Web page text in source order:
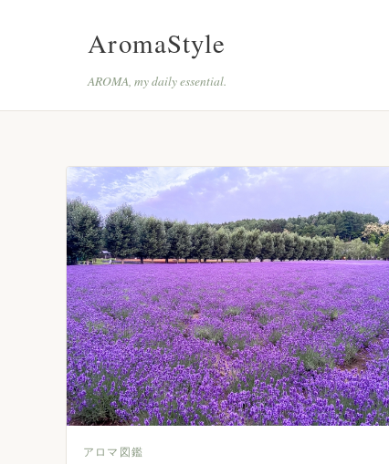
AromaStyle
AROMA, my daily essential.
アロマ図鑑